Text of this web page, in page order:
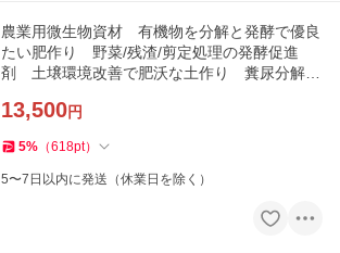
農業用微生物資材 有機物を分解と発酵で優良
たい肥作り 野菜/残渣/剪定処理の発酵促進
剤 土壌環境改善で肥沃な土作り 糞尿分解発
13,500円
5% （618pt）
5〜7日以内に発送（休業日を除く）